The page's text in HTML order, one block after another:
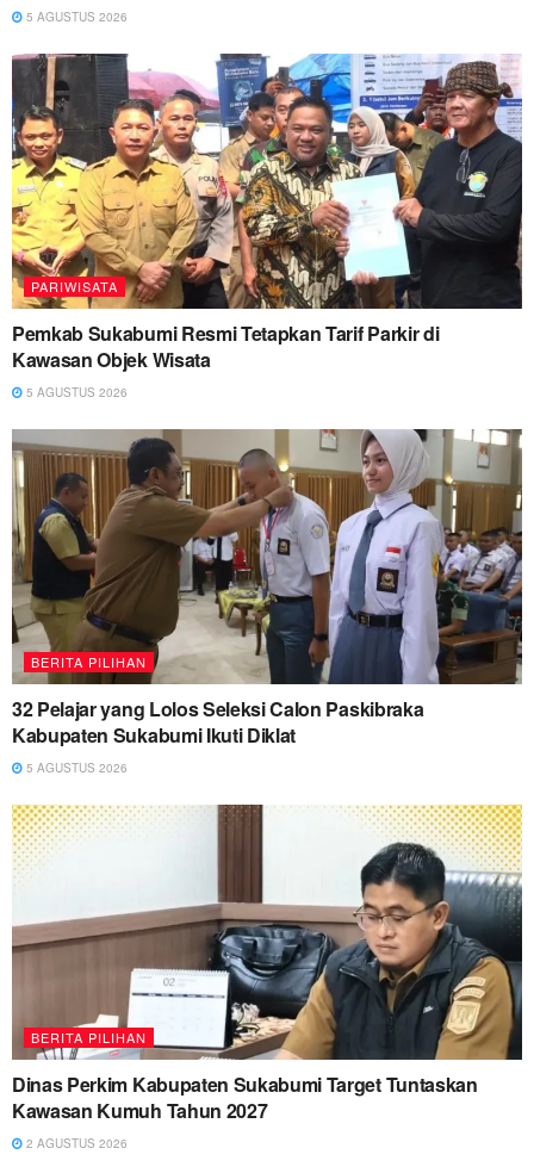
5 AGUSTUS 2026
PARIWISATA
Pemkab Sukabumi Resmi Tetapkan Tarif Parkir di
Kawasan Objek Wisata
5 AGUSTUS 2026
BERITA PILIHAN
32 Pelajar yang Lolos Seleksi Calon Paskibraka
Kabupaten Sukabumi Ikuti Diklat
5 AGUSTUS 2026
BERITA PILIHAN
Dinas Perkim Kabupaten Sukabumi Target Tuntaskan
Kawasan Kumuh Tahun 2027
2 AGUSTUS 2026